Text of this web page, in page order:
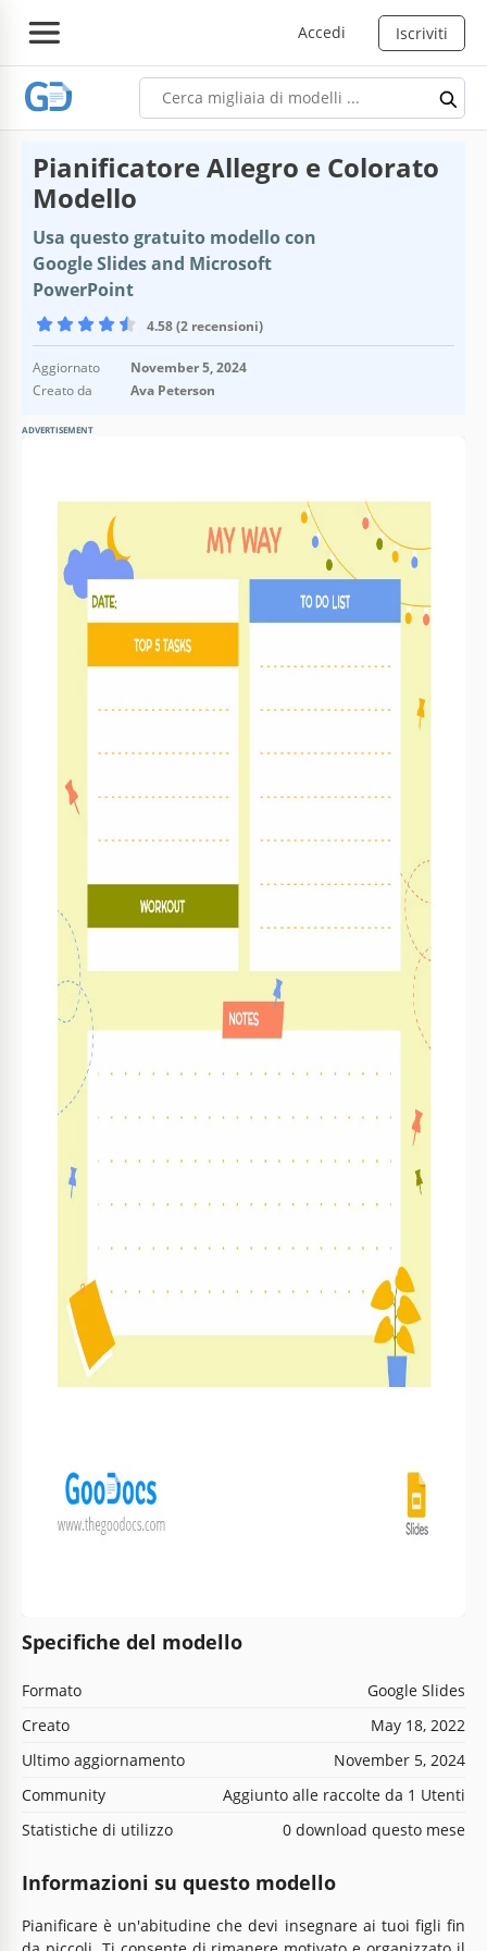
Accedi Iscriviti
Pianificatore Allegro e Colorato
Modello
Usa questo gratuito modello con
Google Slides and Microsoft
PowerPoint
4.58 (2 recensioni)
Aggiornato
November 5, 2024
Creato da
Ava Peterson
ADVERTISEMENT
Specifiche del modello
Formato
Google Slides
Creato
May 18, 2022
Ultimo aggiornamento
November 5, 2024
Community
Aggiunto alle raccolte da 1 Utenti
Statistiche di utilizzo
0 download questo mese
Informazioni su questo modello
Pianificare è un'abitudine che devi insegnare ai tuoi figli fin